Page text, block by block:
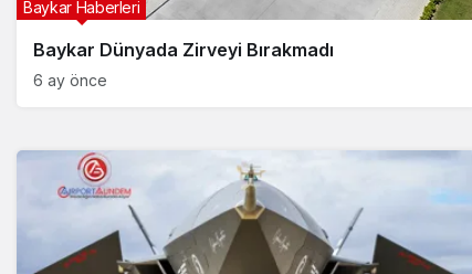
Baykar Dünyada Zirveyi Bırakmadı
Baykar Haberleri
6 ay önce